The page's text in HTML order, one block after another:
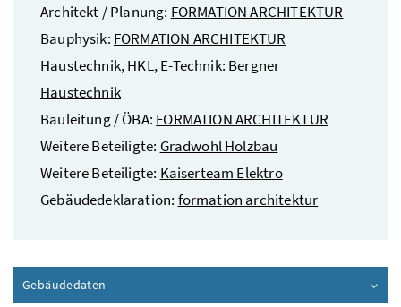
Architekt / Planung: FORMATION ARCHITEKTUR
Bauphysik: FORMATION ARCHITEKTUR
Haustechnik, HKL, E-Technik: Bergner
Haustechnik
Bauleitung / ÖBA: FORMATION ARCHITEKTUR
Weitere Beteiligte: Gradwohl Holzbau
Weitere Beteiligte: Kaiserteam Elektro
Gebäudedeklaration: formation architektur
Gebäudedaten